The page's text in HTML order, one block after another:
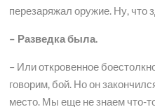
перезаряжал оружие. Ну, что
– Разведка была.
– Или откровенное
говорим, бой. Но он
место. Мы еще не знаем что-